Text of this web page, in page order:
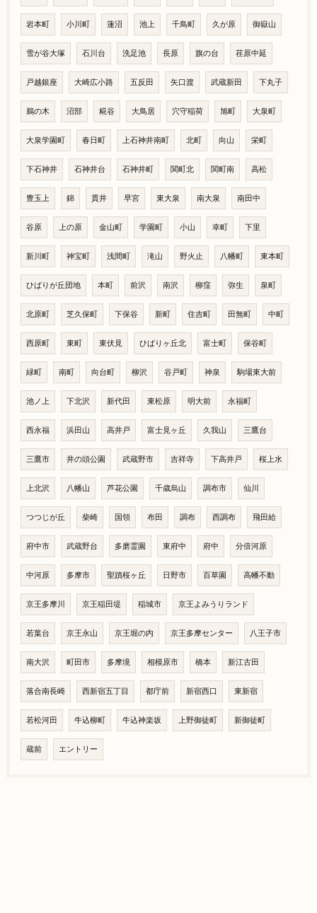
岩本町 小川町 蓮沼 池上 千鳥町 久が原 御嶽山
雪が谷大塚 石川台 洗足池 長原 旗の台 荏原中延
戸越銀座 大崎広小路 五反田 矢口渡 武蔵新田 下丸子
鵜の木 沼部 糀谷 大鳥居 穴守稲荷 旭町 大泉町
大泉学園町 春日町 上石神井南町 北町 向山 栄町
下石神井 石神井台 石神井町 関町北 関町南 高松
豊玉上 錦 貫井 早宮 東大泉 南大泉 南田中
谷原 上の原 金山町 学園町 小山 幸町 下里
新川町 神宝町 浅間町 滝山 野火止 八幡町 東本町
ひばりが丘団地 本町 前沢 南沢 柳窪 弥生 泉町
北原町 芝久保町 下保谷 新町 住吉町 田無町 中町
西原町 東町 東伏見 ひばりヶ丘北 富士町 保谷町
緑町 南町 向台町 柳沢 谷戸町 神泉 駒場東大前
池ノ上 下北沢 新代田 東松原 明大前 永福町
西永福 浜田山 高井戸 富士見ヶ丘 久我山 三鷹台
三鷹市 井の頭公園 武蔵野市 吉祥寺 下高井戸 桜上水
上北沢 八幡山 芦花公園 千歳烏山 調布市 仙川
つつじが丘 柴崎 国領 布田 調布 西調布 飛田給
府中市 武蔵野台 多磨霊園 東府中 府中 分倍河原
中河原 多摩市 聖蹟桜ヶ丘 日野市 百草園 高幡不動
京王多摩川 京王稲田堤 稲城市 京王よみうりランド
若葉台 京王永山 京王堀の内 京王多摩センター 八王子市
南大沢 町田市 多摩境 相模原市 橋本 新江古田
落合南長崎 西新宿五丁目 都庁前 新宿西口 東新宿
若松河田 牛込柳町 牛込神楽坂 上野御徒町 新御徒町
蔵前 エントリー